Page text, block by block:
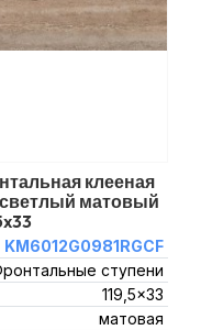
клееная
матовый
KM6012G0981RGCF
ступени
119,5x33
матовая